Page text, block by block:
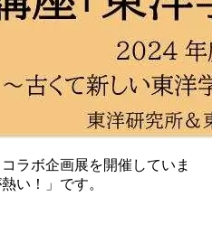
ラボ企画展を開催していま
い！」です。